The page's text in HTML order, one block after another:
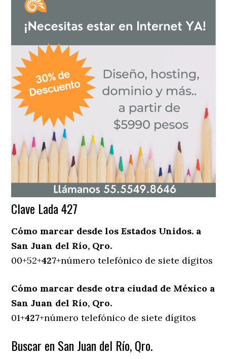
Clave Lada 427
Cómo marcar desde los Estados Unidos. a
San Juan del Río, Qro.
00+52+427+número telefónico de siete dígitos
Cómo marcar desde otra ciudad de México a
San Juan del Río, Qro.
01+427+número telefónico de siete dígitos
Buscar en San Juan del Río, Qro.